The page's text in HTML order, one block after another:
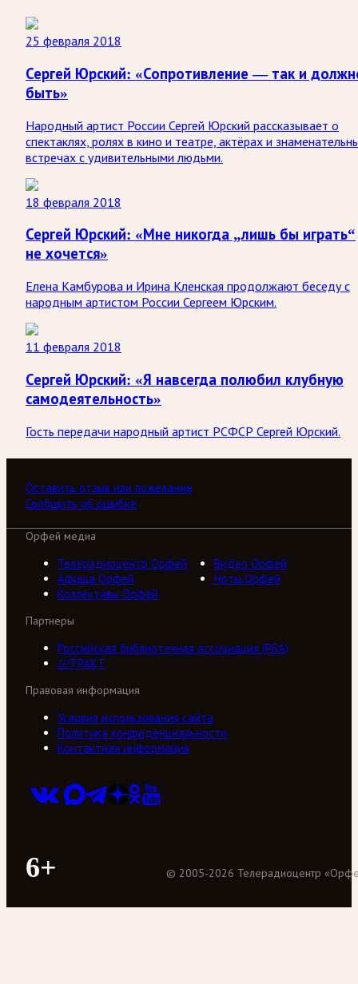
25 февраля 2018
Сергей Юрский: «Сопротивление — так и
быть»
Народный артист России Сергей Юрский рассказывает о
спектаклях, ролях в кино и театре, актёрах и
встречах с удивительными людьми.
18 февраля 2018
Сергей Юрский: «Мне никогда „лишь бы играть“
не хочется»
Елена Камбурова и Ирина Кленская продолжают беседу с
народным артистом России Сергеем Юрским.
11 февраля 2018
Сергей Юрский: «Я навсегда полюбил клубную
самодеятельность»
Гость передачи народный артист РСФСР Сергей Юрский.
Оставить отзыв или пожелание
Сообщить об ошибке
Орфей медиа
Телерадиоцентр Орфей
Видео Орфей
Афиша Орфей
Ноты Орфей
Коллективы Орфей
Партнеры
Российская библиотечная ассоциация (РБА)
///ТРАКТ
Правовая информация
Условия использования сайта
Политика конфиденциальности
Контактная информация
6+ © 2005-2026 Телерадиоцентр